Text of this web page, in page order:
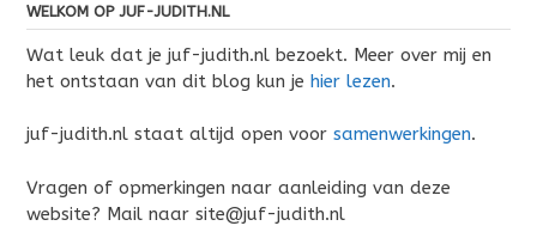
WELKOM OP JUF-JUDITH.NL
Wat leuk dat je juf-judith.nl bezoekt. Meer over mij en
het ontstaan van dit blog kun je hier lezen.
juf-judith.nl staat altijd open voor samenwerkingen.
Vragen of opmerkingen naar aanleiding van deze
website? Mail naar site@juf-judith.nl